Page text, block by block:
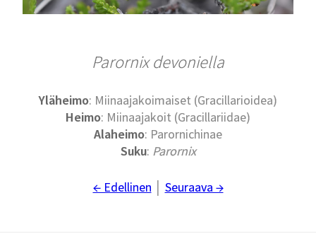
Parornix devoniella
Yläheimo: Miinaajakoimaiset (Gracillarioidea)
Heimo: Miinaajakoit (Gracillariidae)
Alaheimo: Parornichinae
Suku: Parornix
← Edellinen Seuraava →